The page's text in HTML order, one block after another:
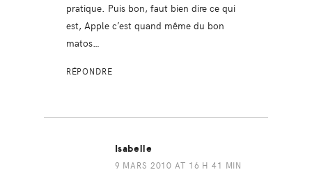
pratique. Puis bon, faut bien dire ce qui
est, Apple c’est quand même du bon
matos…
RÉPONDRE
Isabelle
9 MARS 2010 AT 16 H 41 MIN